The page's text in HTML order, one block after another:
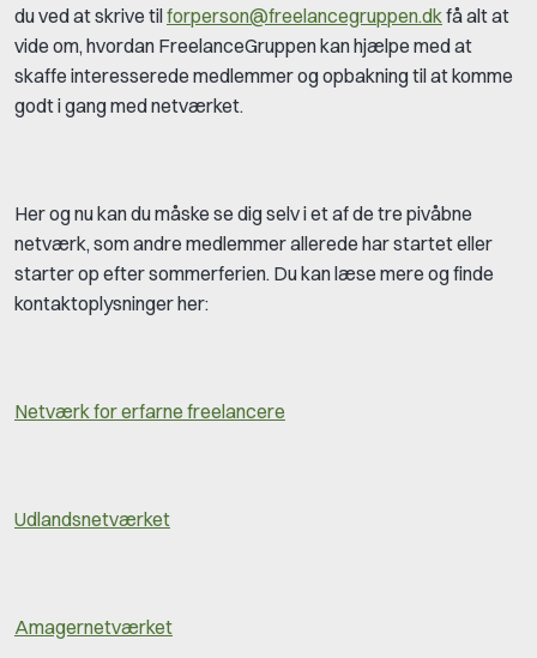
du ved at skrive tilforperson@freelancegruppen.dkfå alt at
vide om, hvordan FreelanceGruppen kan hjælpe med at
skaffe interesserede medlemmer og opbakning til at komme
godt i gang med netværket.
Her og nu kan du måske se dig selv i et af de tre pivåbne
netværk, som andre medlemmer allerede har startet eller
starter op efter sommerferien. Du kan læse mere og finde
kontaktoplysninger her:
Netværk for erfarne freelancere
Udlandsnetværket
Amagernetværket